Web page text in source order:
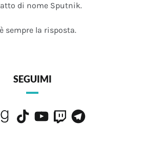
di nome Sputnik.
sempre la risposta.
SEGUIMI
Goodreads
TikTokYouTubeTwitchTelegram